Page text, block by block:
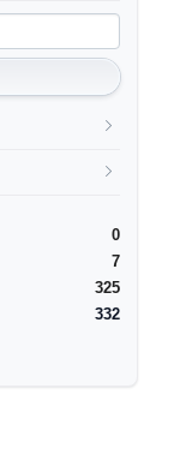
0
7
325
332